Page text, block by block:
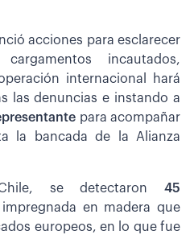
acciones para esclarecer
incautados,
internacional hará
las denuncias e instando a
para acompañar
la bancada de la Alianza
se detectaron 45
impregnada en madera que
europeos, en lo que fue